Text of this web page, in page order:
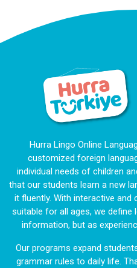
Hurra Lingo Online
customized foreign
individual needs of children
that our students learn a new
it fluently. With interactive
suitable for all ages, we
information, but as
Our programs expand
grammar rules to daily life.